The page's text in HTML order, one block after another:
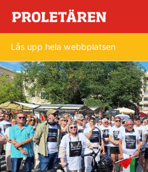
Lås upp hela webbplatsen